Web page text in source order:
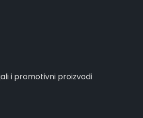
i promotivni proizvodi